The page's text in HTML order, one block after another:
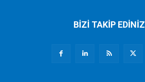
BİZİ TAKİP EDİNİZ